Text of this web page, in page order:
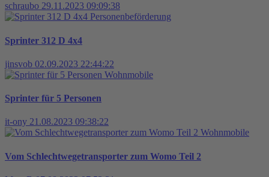
schraubo 29.11.2023 09:09:38
Personenbeförderung
Sprinter 312 D 4x4
jinsvob 02.09.2023 22:44:22
Wohnmobile
Sprinter für 5 Personen
it-ony 21.08.2023 09:38:22
Wohnmobile
Vom Schlechtwegetransporter zum Womo Teil 2